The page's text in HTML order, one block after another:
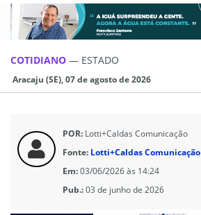
COTIDIANO — ESTADO
Aracaju (SE), 07 de agosto de 2026
POR: Lotti+Caldas Comunicação
Fonte: Lotti+Caldas Comunicação
Em:03/06/2026 às 14:24
Pub.:03 de junho de 2026